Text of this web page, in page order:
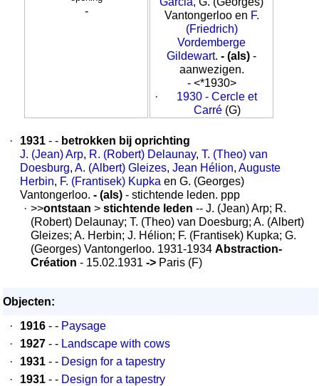
-
Vantongerloo en F.
(Friedrich)
Vordemberge
Gildewart. - (als) -
aanwezigen.
- <*1930>
·
1930 - Cercle et
Carré(G)
· 1931 - - betrokken bij oprichting
J. (Jean) Arp, R. (Robert) Delaunay, T. (Theo) van
Doesburg, A. (Albert) Gleizes, Jean Hélion, Auguste
Herbin, F. (Frantisek) Kupka en G. (Georges)
Vantongerloo. - (als) - stichtende leden. ppp
· >>ontstaan > stichtende leden -- J. (Jean) Arp; R.
(Robert) Delaunay; T. (Theo) van Doesburg; A. (Albert)
Gleizes; A. Herbin; J. Hélion; F. (Frantisek) Kupka; G.
(Georges) Vantongerloo. 1931-1934 Abstraction-
Création - 15.02.1931 -> Paris (F)
Objecten:
·
1916 - - Paysage
·
1927 - - Landscape with cows
·
1931 - - Design for a tapestry
·
1931 - - Design for a tapestry